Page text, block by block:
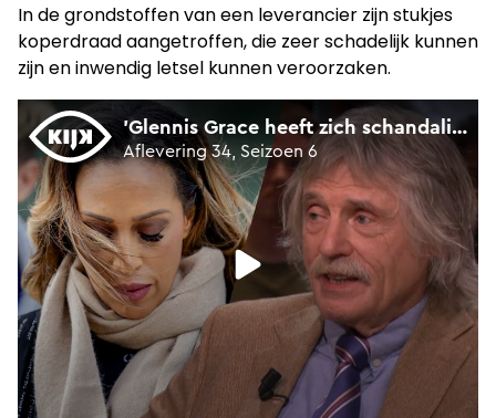
In de grondstoffen van een leverancier zijn stukjes
koperdraad aangetroffen, die zeer schadelijk kunnen
zijn en inwendig letsel kunnen veroorzaken.